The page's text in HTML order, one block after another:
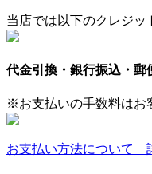
当店では以下のクレジッ
代金引換・銀行振込・郵
※お支払いの手数料はお
お支払い方法について